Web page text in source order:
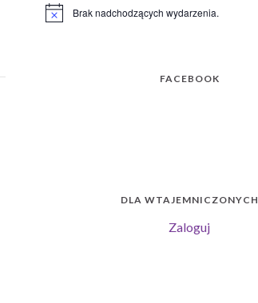
Powiadomienie
Brak nadchodzących wydarzenia.
FACEBOOK
DLA WTAJEMNICZONYCH
Zaloguj